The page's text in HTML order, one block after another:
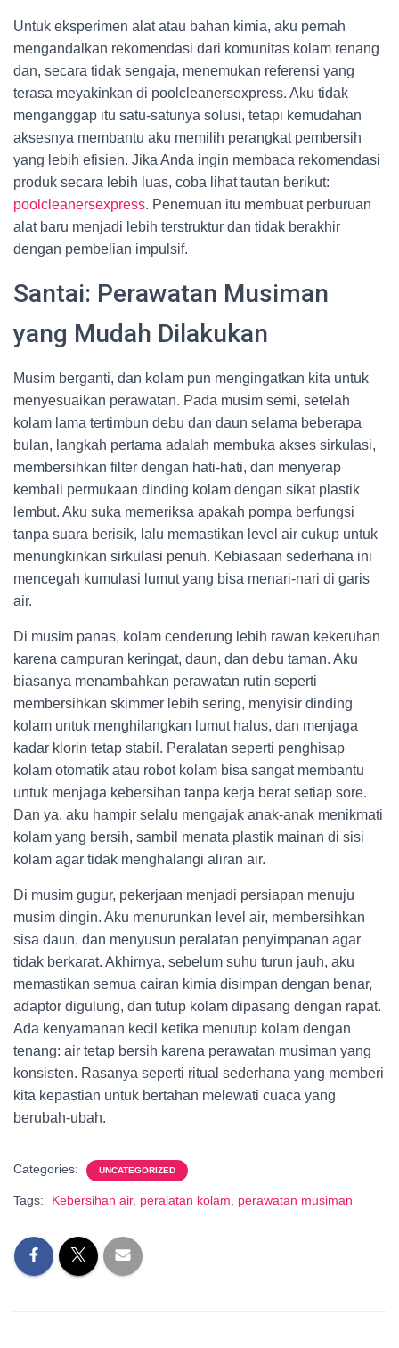
Untuk eksperimen alat atau bahan kimia, aku pernah
mengandalkan rekomendasi dari komunitas kolam renang
dan, secara tidak sengaja, menemukan referensi yang
terasa meyakinkan di poolcleanersexpress. Aku tidak
menganggap itu satu-satunya solusi, tetapi kemudahan
aksesnya membantu aku memilih perangkat pembersih
yang lebih efisien. Jika Anda ingin membaca rekomendasi
produk secara lebih luas, coba lihat tautan berikut:
poolcleanersexpress. Penemuan itu membuat perburuan
alat baru menjadi lebih terstruktur dan tidak berakhir
dengan pembelian impulsif.
Santai: Perawatan Musiman
yang Mudah Dilakukan
Musim berganti, dan kolam pun mengingatkan kita untuk
menyesuaikan perawatan. Pada musim semi, setelah
kolam lama tertimbun debu dan daun selama beberapa
bulan, langkah pertama adalah membuka akses sirkulasi,
membersihkan filter dengan hati-hati, dan menyerap
kembali permukaan dinding kolam dengan sikat plastik
lembut. Aku suka memeriksa apakah pompa berfungsi
tanpa suara berisik, lalu memastikan level air cukup untuk
menungkinkan sirkulasi penuh. Kebiasaan sederhana ini
mencegah kumulasi lumut yang bisa menari-nari di garis
air.
Di musim panas, kolam cenderung lebih rawan kekeruhan
karena campuran keringat, daun, dan debu taman. Aku
biasanya menambahkan perawatan rutin seperti
membersihkan skimmer lebih sering, menyisir dinding
kolam untuk menghilangkan lumut halus, dan menjaga
kadar klorin tetap stabil. Peralatan seperti penghisap
kolam otomatik atau robot kolam bisa sangat membantu
untuk menjaga kebersihan tanpa kerja berat setiap sore.
Dan ya, aku hampir selalu mengajak anak-anak menikmati
kolam yang bersih, sambil menata plastik mainan di sisi
kolam agar tidak menghalangi aliran air.
Di musim gugur, pekerjaan menjadi persiapan menuju
musim dingin. Aku menurunkan level air, membersihkan
sisa daun, dan menyusun peralatan penyimpanan agar
tidak berkarat. Akhirnya, sebelum suhu turun jauh, aku
memastikan semua cairan kimia disimpan dengan benar,
adaptor digulung, dan tutup kolam dipasang dengan rapat.
Ada kenyamanan kecil ketika menutup kolam dengan
tenang: air tetap bersih karena perawatan musiman yang
konsisten. Rasanya seperti ritual sederhana yang memberi
kita kepastian untuk bertahan melewati cuaca yang
berubah-ubah.
Categories: UNCATEGORIZED
Tags: Kebersihan air, peralatan kolam, perawatan musiman